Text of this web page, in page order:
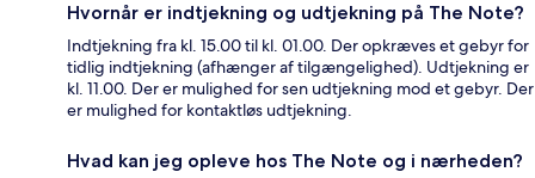
Hvornår er indtjekning og udtjekning på The Note?
Indtjekning fra kl. 15.00 til kl. 01.00. Der opkræves et gebyr for
tidlig indtjekning (afhænger af tilgængelighed). Udtjekning er
kl. 11.00. Der er mulighed for sen udtjekning mod et gebyr. Der
er mulighed for kontaktløs udtjekning.
Hvad kan jeg opleve hos The Note og i nærheden?